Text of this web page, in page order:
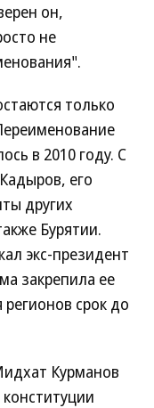
он,
не
только
в 2010 году. С
его
других
Бурятии.
экс-президент
закрепила ее
срок до
Курманов